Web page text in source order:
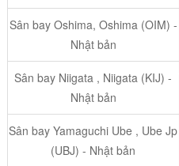
Sân bay Oshima, Oshima (OIM) -
Nhật bản
Sân bay Niigata , Niigata (KIJ) -
Nhật bản
Sân bay Yamaguchi Ube , Ube Jp
(UBJ) - Nhật bản